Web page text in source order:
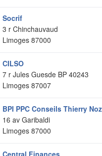
Socrif
3 r Chinchauvaud
Limoges 87000
CILSO
7 r Jules Guesde BP 40243
Limoges 87007
BPI PPC Conseils Thierry
16 av Garibaldi
Limoges 87000
Central Finances